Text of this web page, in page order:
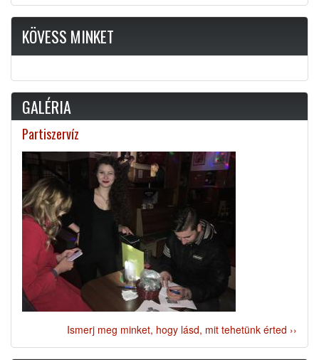
KÖVESS MINKET
GALÉRIA
Partiszervíz
Ismerj meg minket, hogy lásd, mit tehetünk érted ››